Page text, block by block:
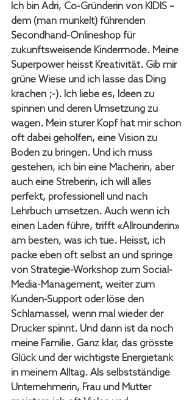
Ich bin Adri, Co-Gründerin von KIDIS –
dem (man munkelt) führenden
Secondhand-Onlineshop für
zukunftsweisende Kindermode. Meine
Superpower heisst Kreativität. Gib mir
grüne Wiese und ich lasse das Ding
krachen ;-). Ich liebe es, Ideen zu
spinnen und deren Umsetzung zu
wagen. Mein sturer Kopf hat mir schon
oft dabei geholfen, eine Vision zu
Boden zu bringen. Und ich muss
gestehen, ich bin eine Macherin, aber
auch eine Streberin, ich will alles
perfekt, professionell und nach
Lehrbuch umsetzen. Auch wenn ich
einen Laden führe, trifft «Allrounderin»
am besten, was ich tue. Heisst, ich
packe eben oft selbst an und springe
von Strategie-Workshop zum Social-
Media-Management, weiter zum
Kunden-Support oder löse den
Schlamassel, wenn mal wieder der
Drucker spinnt. Und dann ist da noch
meine Familie. Ganz klar, das grösste
Glück und der wichtigste Energietank
in meinem Alltag. Als selbstständige
Unternehmerin, Frau und Mutter